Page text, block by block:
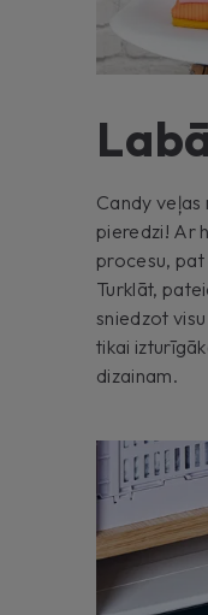
Candy
pieredzi! Ar
procesu, pat
Turklāt,
sniedzot
tikai
dizainam.